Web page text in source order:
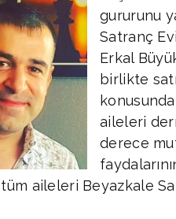
gururunu
Satranç
Erkal
birlikte
aileleri
derece
aileleri Beyazkale